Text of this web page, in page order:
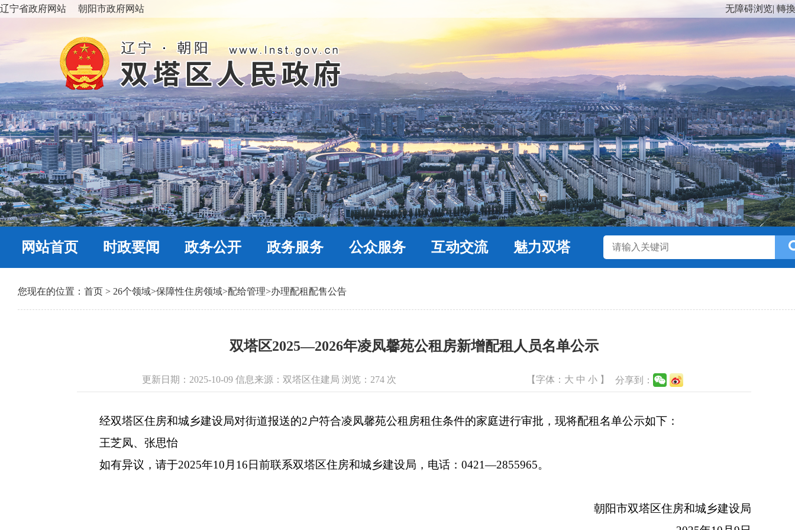
辽宁省政府网站 朝阳市政府网站 无障碍浏览| 轉
网站首页 时政要闻 政务公开 政务服务 公众服务 互动交流 魅力双塔
您现在的位置： 首页 > 26个领域>保障性住房领域>配给管理>办理配租配售公告
双塔区2025—2026年凌凤馨苑公租房新增配租人员名单公示
更新日期：2025-10-09 信息来源：双塔区住建局 浏览： 274 次 【字体： 大 中 小 】 分享到：
经双塔区住房和城乡建设局对街道报送的2户符合凌凤馨苑公租房租住条件的家庭进行审批，现将配租名单公示如下：
王芝凤、张思怡
如有异议，请于2025年10月16日前联系双塔区住房和城乡建设局，电话：0421—2855965。
朝阳市双塔区住房和城乡建设局